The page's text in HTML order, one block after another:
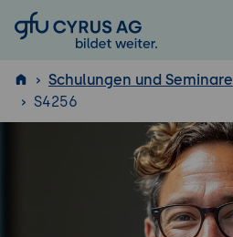
GFU Cyrus AG
ISTQB
Schulungen und Seminare
S4256